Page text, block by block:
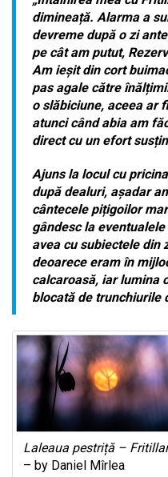
dimineață. Alarma a
devreme după o zi
pe cât am putut,
Am ieșit din cort
pas agale către
o slăbiciune, aceea ar
atunci când abia am
direct cu un efort
Ajuns la locul cu
după dealuri, așadar
cântecele pițigoilor
gândesc la
avea cu subiectele din
deoarece eram în
calcaroasă, iar lumina
blocată de trunchiurile
Laleaua pestriță –
– by Daniel Mîrlea